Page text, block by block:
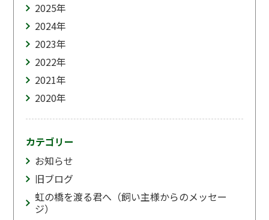
2025年
2024年
2023年
2022年
2021年
2020年
カテゴリー
お知らせ
旧ブログ
虹の橋を渡る君へ（飼い主様からのメッセー
ジ）